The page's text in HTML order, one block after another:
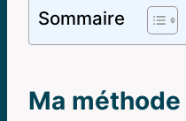
Sommaire
Ma